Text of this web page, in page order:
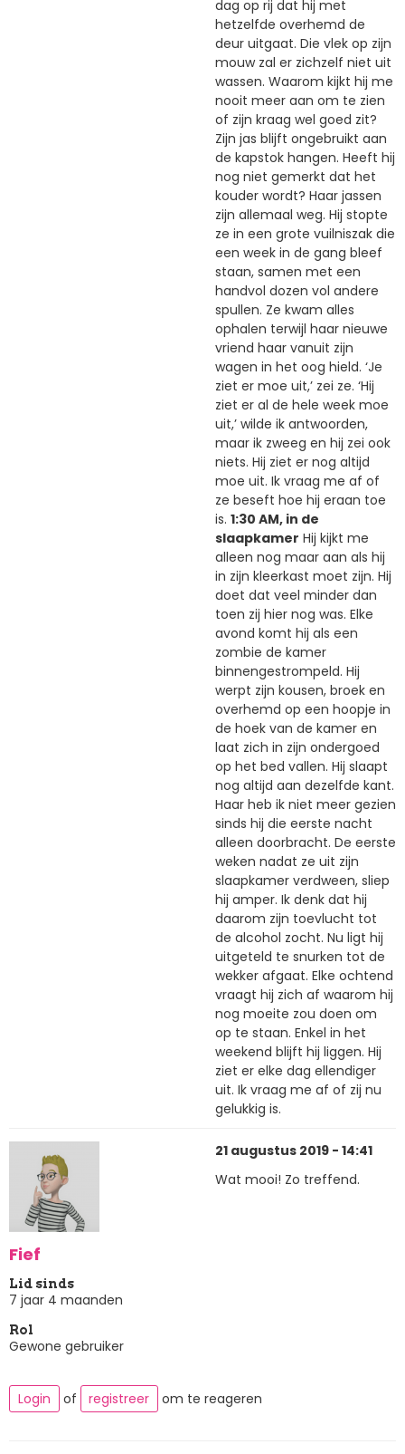
dag op rij dat hij met
hetzelfde overhemd de
deur uitgaat. Die vlek op zijn
mouw zal er zichzelf niet uit
wassen. Waarom kijkt hij me
nooit meer aan om te zien
of zijn kraag wel goed zit?
Zijn jas blijft ongebruikt aan
de kapstok hangen. Heeft hij
nog niet gemerkt dat het
kouder wordt? Haar jassen
zijn allemaal weg. Hij stopte
ze in een grote vuilniszak die
een week in de gang bleef
staan, samen met een
handvol dozen vol andere
spullen. Ze kwam alles
ophalen terwijl haar nieuwe
vriend haar vanuit zijn
wagen in het oog hield. ‘Je
ziet er moe uit,’ zei ze. ‘Hij
ziet er al de hele week moe
uit,’ wilde ik antwoorden,
maar ik zweeg en hij zei ook
niets. Hij ziet er nog altijd
moe uit. Ik vraag me af of
ze beseft hoe hij eraan toe
is. 1:30 AM, in de
slaapkamer Hij kijkt me
alleen nog maar aan als hij
in zijn kleerkast moet zijn. Hij
doet dat veel minder dan
toen zij hier nog was. Elke
avond komt hij als een
zombie de kamer
binnengestrompeld. Hij
werpt zijn kousen, broek en
overhemd op een hoopje in
de hoek van de kamer en
laat zich in zijn ondergoed
op het bed vallen. Hij slaapt
nog altijd aan dezelfde kant.
Haar heb ik niet meer gezien
sinds hij die eerste nacht
alleen doorbracht. De eerste
weken nadat ze uit zijn
slaapkamer verdween, sliep
hij amper. Ik denk dat hij
daarom zijn toevlucht tot
de alcohol zocht. Nu ligt hij
uitgeteld te snurken tot de
wekker afgaat. Elke ochtend
vraagt hij zich af waarom hij
nog moeite zou doen om
op te staan. Enkel in het
weekend blijft hij liggen. Hij
ziet er elke dag ellendiger
uit. Ik vraag me af of zij nu
gelukkig is.
Fief
Lid sinds
7 jaar 4 maanden
Rol
Gewone gebruiker
21 augustus 2019 - 14:41
Wat mooi! Zo treffend.
Login of registreer om te reageren